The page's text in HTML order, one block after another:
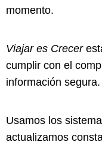
momento.
Viajar es Crecer
cumplir con el
información segura.
Usamos los
actualizamos